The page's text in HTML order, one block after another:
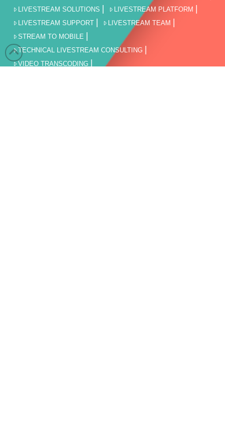
LIVESTREAM SOLUTIONS
LIVESTREAM PLATFORM
LIVESTREAM SUPPORT
LIVESTREAM TEAM
STREAM TO MOBILE
TECHNICAL LIVESTREAM CONSULTING
VIDEO TRANSCODING